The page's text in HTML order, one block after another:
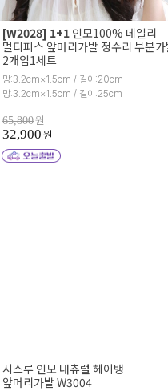
[W2028] 1+1 인모100% 데일리
멀티피스 앞머리가발 정수리 부분
2개입1세트
망:3.2cm×1.5cm / 길이:20cm
망:3.2cm×1.5cm / 길이:25cm
65,800원
32,900원
시스루 인모 내츄럴 헤이뱅
앞머리가발 W3004